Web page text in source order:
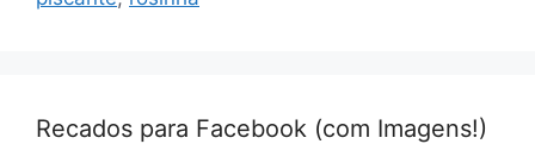
Recados para Facebook (com Imagens!)